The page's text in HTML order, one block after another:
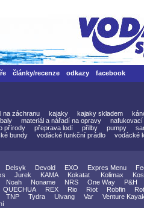
články/recenze odkazy facebook
na záchranu kajaky kajaky skladem
materiál a nářadí na opravy
nafukovací
přírody přeprava lodí přilby pumpy
bundy vodácké funkční prádlo
vodácké
Delsyk Devold EXO Expres Menu
Jurek KAMA Kokatat Kolimax
Noah Noname NRS One Way P&H
QUECHUA REX Rio Riot Robfin
TNP Tydra Ulvang Var
Venture Kayak